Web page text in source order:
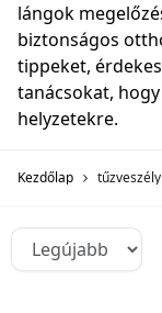
lángok
biztonságos
tippeket,
tanácsokat,
helyzetekre.
Kezdőlap tűzveszély